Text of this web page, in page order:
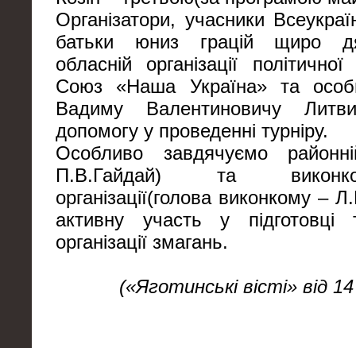
Організатори, учасники
батьки юниз грацій щиро
обласній організації
Союз «Наша Україна» та
Вадиму Валентиновичу
допомогу у проведенні турніру.
Особливо завдячуємо
П.В.Гайдай) та
організації(голова виконкому –
активну участь у підготовці
організації змагань.
(«Яготинські вісті» від